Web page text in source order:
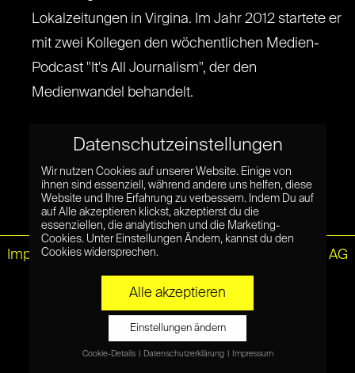
Lokalzeitungen in Virgina. Im Jahr 2012 startete er
mit zwei Kollegen den wöchentlichen Medien-
Podcast "It's All Journalism", der den
Medienwandel behandelt.
Artikel (Auswahl) von Michael:
➜ Barack Obama spricht mit Vox.com
Impressum|Datenschutz © Netzpiloten AG
Datenschutzeinstellungen
Wir nutzen Cookies auf unserer Website. Einige von
ihnen sind essenziell, während andere uns helfen, diese
Website und Ihre Erfahrung zu verbessern. Indem Du auf
auf Alle akzeptieren klickst, akzeptierst du die
essenziellen, die analytischen und die Marketing-
Cookies. Unter Einstellungen Ändern, kannst du den
Cookies widersprechen.
Alle akzeptieren
Einstellungen ändern
Cookie-Details Datenschutzerklärung Impressum